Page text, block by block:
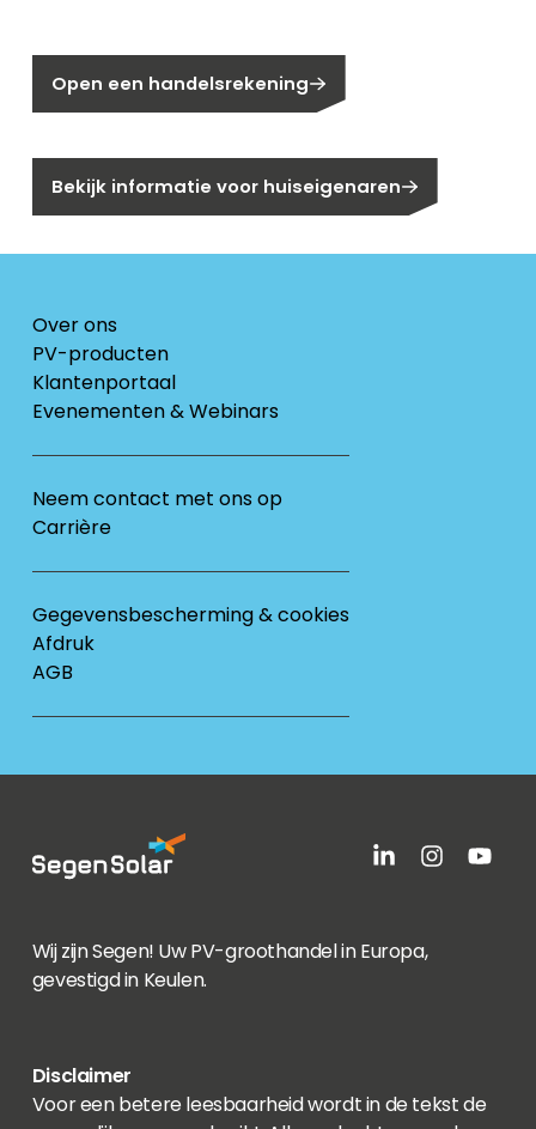
Open een handelsrekening
Bekijk informatie voor huiseigenaren
Over ons
PV-producten
Klantenportaal
Evenementen & Webinars
Neem contact met ons op
Carrière
Gegevensbescherming & cookies
Afdruk
AGB
Wij zijn Segen! Uw PV-groothandel in Europa,
gevestigd in Keulen.
Disclaimer
Voor een betere leesbaarheid wordt in de tekst de